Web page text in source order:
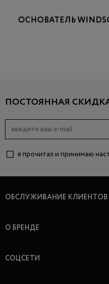
ОСНОВАТЕЛЬ
ПОСТОЯННАЯ СКИДКА
я прочитал и принимаю
ОБСЛУЖИВАНИЕ КЛИЕНТОВ
О БРЕНДЕ
СОЦСЕТИ